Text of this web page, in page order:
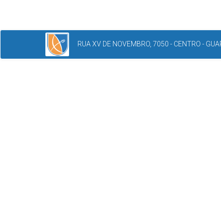
RUA XV DE NOVEMBRO, 7050 - CENTRO -